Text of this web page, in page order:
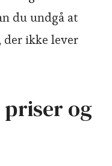
du undgå at
der ikke lever
priser og